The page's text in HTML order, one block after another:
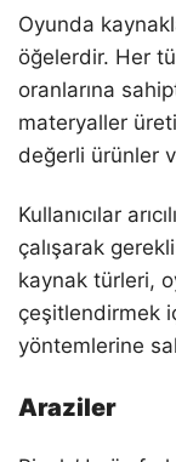
Oyunda
öğelerdir. Her
oranlarına
materyaller
değerli ürünler
Kullanıcılar
çalışarak
kaynak türleri,
çeşitlendirmek
yöntemlerine
Araziler